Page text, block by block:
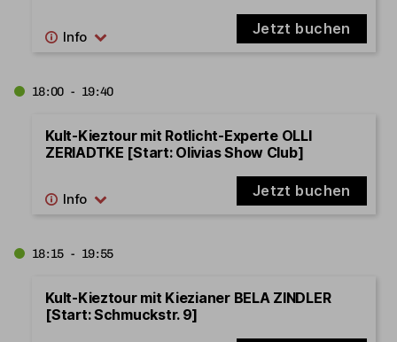
Jetzt buchen
18:00 - 19:40
Kult-Kieztour mit Rotlicht-Experte OLLI
ZERIADTKE [Start: Olivias Show Club]
Jetzt buchen
18:15 - 19:55
Kult-Kieztour mit Kiezianer BELA ZINDLER
[Start: Schmuckstr. 9]